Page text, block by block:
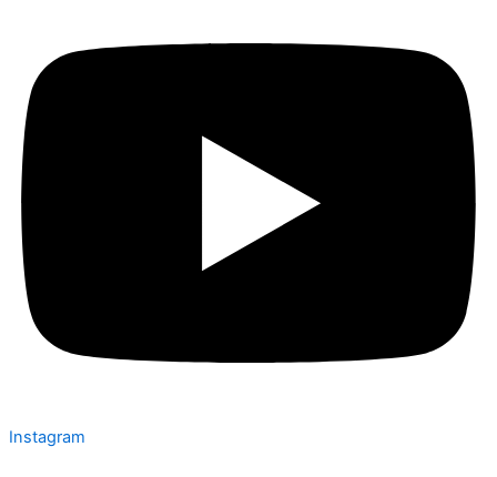
Instagram